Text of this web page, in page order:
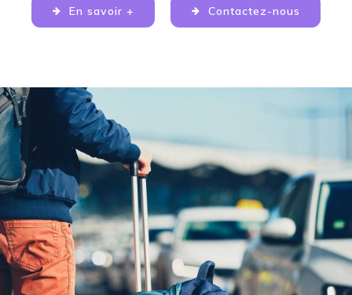
En savoir + Contactez-nous